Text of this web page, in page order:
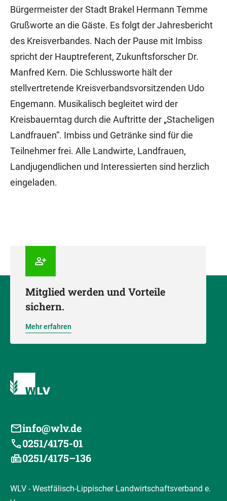
Bürgermeister der Stadt Brakel Hermann Temme
Grußworte an die Gäste. Es folgt der Jahresbericht
des Kreisverbandes. Nach der Pause mit Imbiss
spricht der Hauptreferent, Zukunftsforscher Dr.
Manfred Kern. Die Schlussworte hält der
stellvertretende Kreisverbandsvorsitzenden Udo
Engemann. Musikalisch begleitet wird der
Kreisbauerntag durch die Auftritte der „Stacheligen
Landfrauen“. Imbiss und Getränke sind für die
Teilnehmer frei. Alle Landwirte, Landfrauen,
Landjugendlichen und Interessierten sind herzlich
eingeladen.
Mitglied werden und Vorteile
sichern.
Mehr erfahren
info@wlv.de
0251/4175-01
0251/4175–136
WLV - Westfälisch-Lippischer Landwirtschaftsverband e.